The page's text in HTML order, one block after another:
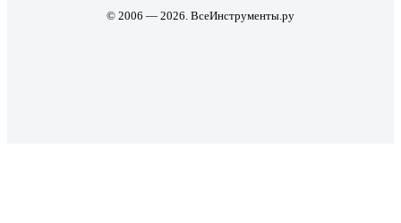
© 2006 — 2026. ВсеИнструменты.ру